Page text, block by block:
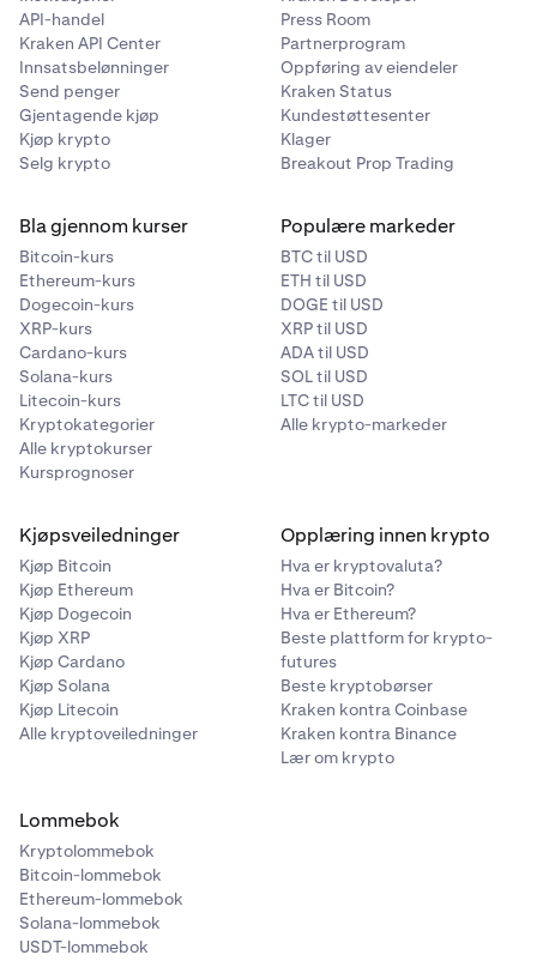
API-handel
Kraken API Center
Innsatsbelønninger
Send penger
Gjentagende kjøp
Kjøp krypto
Selg krypto
Press Room
Partnerprogram
Oppføring av eiendeler
Kraken Status
Kundestøttesenter
Klager
Breakout Prop Trading
Bla gjennom kurser
Bitcoin-kurs
Ethereum-kurs
Dogecoin-kurs
XRP-kurs
Cardano-kurs
Solana-kurs
Litecoin-kurs
Kryptokategorier
Alle kryptokurser
Kursprognoser
Populære markeder
BTC til USD
ETH til USD
DOGE til USD
XRP til USD
ADA til USD
SOL til USD
LTC til USD
Alle krypto-markeder
Kjøpsveiledninger
Kjøp Bitcoin
Kjøp Ethereum
Kjøp Dogecoin
Kjøp XRP
Kjøp Cardano
Kjøp Solana
Kjøp Litecoin
Alle kryptoveiledninger
Opplæring innen krypto
Hva er kryptovaluta?
Hva er Bitcoin?
Hva er Ethereum?
Beste plattform for krypto-
futures
Beste kryptobørser
Kraken kontra Coinbase
Kraken kontra Binance
Lær om krypto
Lommebok
Kryptolommebok
Bitcoin-lommebok
Ethereum-lommebok
Solana-lommebok
USDT-lommebok